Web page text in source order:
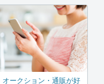
オークション・通販が好